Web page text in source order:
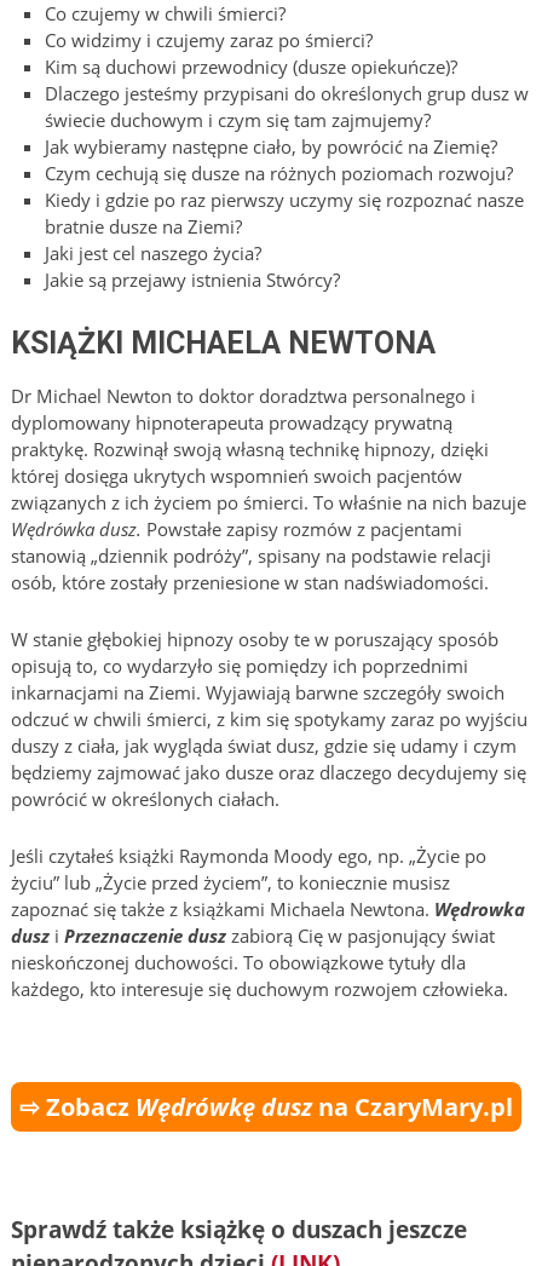
Co czujemy w chwili śmierci?
Co widzimy i czujemy zaraz po śmierci?
Kim są duchowi przewodnicy (dusze opiekuńcze)?
Dlaczego jesteśmy przypisani do określonych grup dusz w
świecie duchowym i czym się tam zajmujemy?
Jak wybieramy następne ciało, by powrócić na Ziemię?
Czym cechują się dusze na różnych poziomach rozwoju?
Kiedy i gdzie po raz pierwszy uczymy się rozpoznać nasze
bratnie dusze na Ziemi?
Jaki jest cel naszego życia?
Jakie są przejawy istnienia Stwórcy?
KSIĄŻKI MICHAELA NEWTONA
Dr Michael Newton to doktor doradztwa personalnego i
dyplomowany hipnoterapeuta prowadzący prywatną
praktykę. Rozwinął swoją własną technikę hipnozy, dzięki
której dosięga ukrytych wspomnień swoich pacjentów
związanych z ich życiem po śmierci. To właśnie na nich bazuje
Wędrówka dusz. Powstałe zapisy rozmów z pacjentami
stanowią „dziennik podróży”, spisany na podstawie relacji
osób, które zostały przeniesione w stan nadświadomości.
W stanie głębokiej hipnozy osoby te w poruszający sposób
opisują to, co wydarzyło się pomiędzy ich poprzednimi
inkarnacjami na Ziemi. Wyjawiają barwne szczegóły swoich
odczuć w chwili śmierci, z kim się spotykamy zaraz po wyjściu
duszy z ciała, jak wygląda świat dusz, gdzie się udamy i czym
będziemy zajmować jako dusze oraz dlaczego decydujemy się
powrócić w określonych ciałach.
Jeśli czytałeś książki Raymonda Moody ego, np. „Życie po
życiu” lub „Życie przed życiem”, to koniecznie musisz
zapoznać się także z książkami Michaela Newtona. Wędrowka
dusz i Przeznaczenie duszzabiorą Cię w pasjonujący świat
nieskończonej duchowości. To obowiązkowe tytuły dla
każdego, kto interesuje się duchowym rozwojem człowieka.
⇨ Zobacz Wędrówkę duszna CzaryMary.pl
Sprawdź także książkę o duszach jeszcze